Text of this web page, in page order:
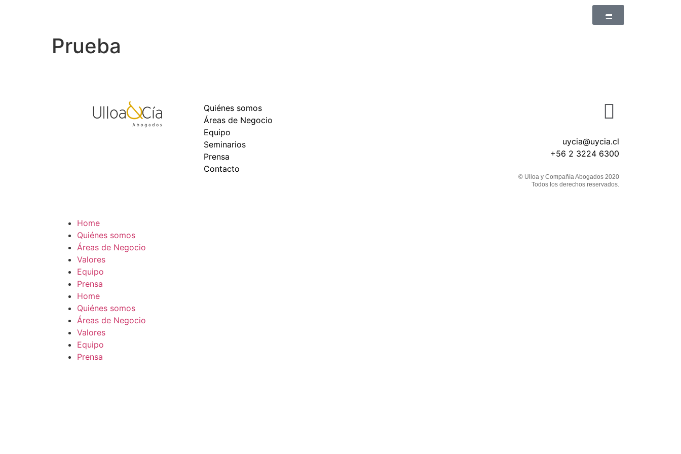
Prueba
Quiénes somos
Áreas de Negocio
Equipo
Seminarios
Prensa
Contacto
uycia@uycia.cl
+56 2 3224 6300
© Ulloa y Compañía Abogados 2020
Todos los derechos reservados.
Home
Quiénes somos
Áreas de Negocio
Valores
Equipo
Prensa
Home
Quiénes somos
Áreas de Negocio
Valores
Equipo
Prensa